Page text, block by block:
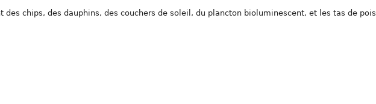
des chips, des dauphins, des couchers de soleil, du plancton bioluminescent, et les tas de pois